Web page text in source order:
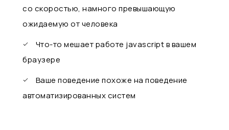
со скоростью, намного превышающую
ожидаемую от человека
Что-то мешает работе javascript в вашем
браузере
Ваше поведение похоже на поведение
автоматизированных систем